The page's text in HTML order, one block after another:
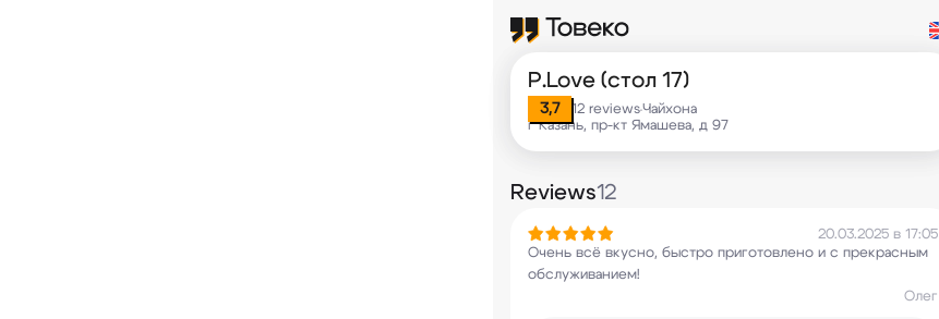
P.Love (стол 17)
3,7 12 reviews•Чайхона
г Казань, пр-кт Ямашева, д 97
Reviews12
20.03.2025 в 17:05
Очень всё вкусно, быстро приготовлено и с прекрасным
обслуживанием!
Олег